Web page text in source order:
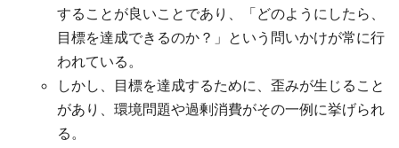
することが良いことであり、「どのようにしたら、
目標を達成できるのか？」という問いかけが常に行
われている。
しかし、目標を達成するために、歪みが生じること
があり、環境問題や過剰消費がその一例に挙げられ
る。